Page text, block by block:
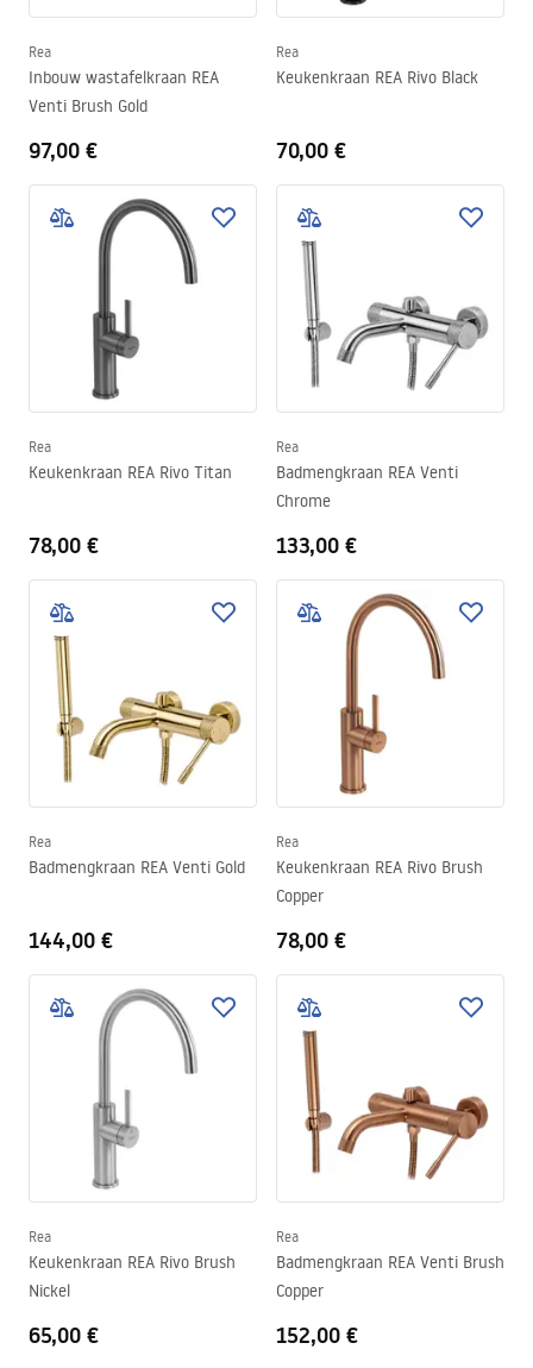
Rea
Inbouw wastafelkraan REA
Venti Brush Gold
97,00 €
Rea
Keukenkraan REA Rivo Black
70,00 €
Rea
Keukenkraan REA Rivo Titan
78,00 €
Rea
Badmengkraan REA Venti
Chrome
133,00 €
Rea
Badmengkraan REA Venti Gold
144,00 €
Rea
Keukenkraan REA Rivo Brush
Copper
78,00 €
Rea
Keukenkraan REA Rivo Brush
Nickel
65,00 €
Rea
Badmengkraan REA Venti Brush
Copper
152,00 €